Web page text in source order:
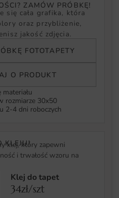
ZAMÓW PRÓBKĘ!
się cała grafika, która
oraz przybliżenie,
jakość zdjęcia.
FOTOTAPETY
O PRODUKT
rozmiarze 30x50
2-4 dni roboczych
KLEJU!
klej, który zapewni
i trwałość wzoru na
Klej do tapet
34zł/szt